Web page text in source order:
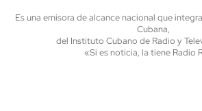
Es una emisora de alcance nacional que
Cubana,
del Instituto Cubano de Radio y
«Si es noticia, la tiene Radio